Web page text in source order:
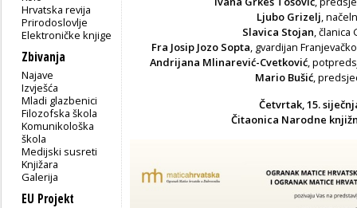
Hrvatska revija
Prirodoslovlje
Elektroničke knjige
Zbivanja
Najave
Izvješća
Mladi glazbenici
Filozofska škola
Komunikološka
škola
Medijski susreti
Knjižara
Galerija
EU Projekt
Ljubo Grizelj,
Slavica Stojan, članica
Fra Josip Jozo Sopta, gvardijan
Andrijana Mlinarević-Cvetković,
Mario Bušić,
Četvrtak, 15.
Čitaonica Narodne